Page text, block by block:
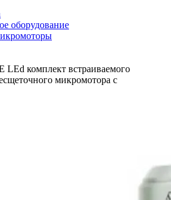
оборудование
комплект встраиваемого
микромотора с